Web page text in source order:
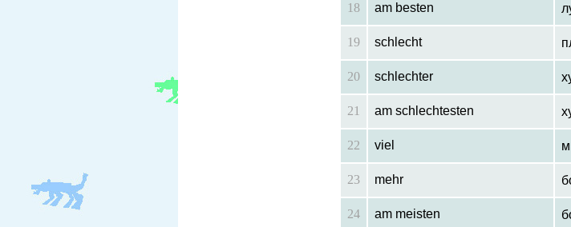
18 am besten
19 schlecht
20 schlechter
21 am schlechtesten
22 viel
23 mehr
24 am meisten